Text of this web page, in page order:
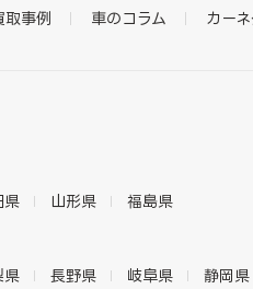
取事例 車のコラム カー
県 山形県 福島県
県 長野県 岐阜県
静岡県